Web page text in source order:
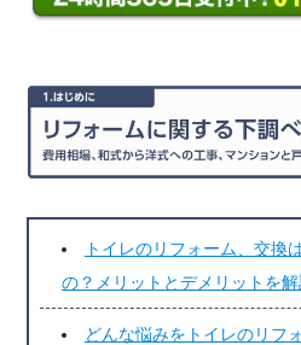
トイレのリフォーム、交換
の？メリットとデメリットを解
どんな悩みをトイレのリフ